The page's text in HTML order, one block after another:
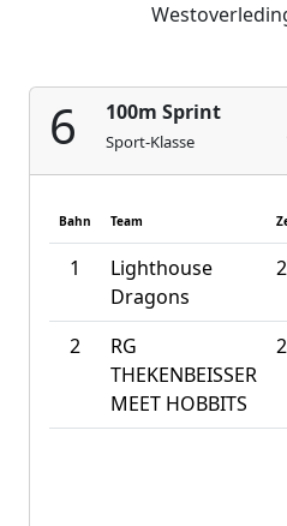
6 100m Sprint
Sport-Klasse
Bahn Team
1
Lighthouse
Dragons
2
RG
THEKENBEISSER
MEET HOBBITS